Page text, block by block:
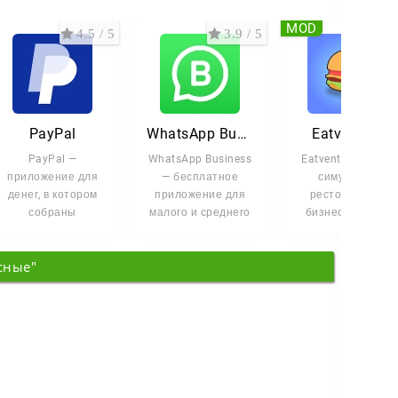
PayPal
PayPal —
приложение для
денег, в котором
собраны
за счётом. Всё
4.5 / 5
WhatsApp Business
WhatsApp Business
— бесплатное
приложение для
малого и среднего
3.9 / 5
Eatventure
Eatventure — idle-
симулятор
ресторанного
бизнеса, где вы
MOD